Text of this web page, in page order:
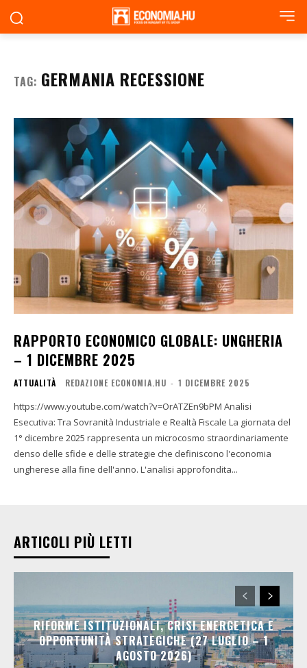
TAG: GERMANIA RECESSIONE
RAPPORTO ECONOMICO GLOBALE: UNGHERIA
– 1 DICEMBRE 2025
ATTUALITÀ REDAZIONE ECONOMIA.HU - 1 DICEMBRE 2025
https://www.youtube.com/watch?v=OrATZEn9bPM Analisi
Esecutiva: Tra Sovranità Industriale e Realtà Fiscale La giornata del
1° dicembre 2025 rappresenta un microcosmo straordinariamente
denso delle sfide e delle strategie che definiscono l'economia
ungherese alla fine dell'anno. L'analisi approfondita...
ARTICOLI PIÙ LETTI
RIFORME ISTITUZIONALI, CRISI ENERGETICA E
OPPORTUNITÀ STRATEGICHE (27 LUGLIO – 1
AGOSTO 2026)